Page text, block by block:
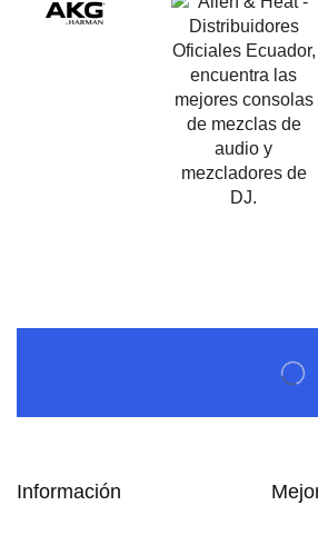
Bose L1 PRO8 | Vertical Array
Beta Three N15a MP3 | Caja Activa
$537,00
Información